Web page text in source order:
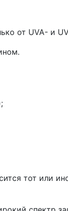
от UVA- и
тот или